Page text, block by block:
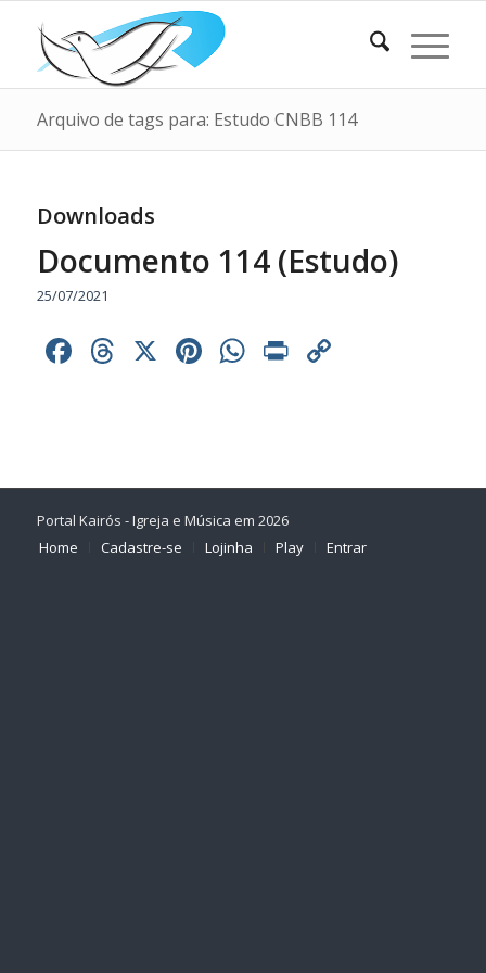
Arquivo de tags para: Estudo CNBB 114
Downloads
Documento 114 (Estudo)
25/07/2021
Facebook
Threads
X Pinterest
WhatsApp
Print
Portal Kairós - Igreja e Música em 2026
Home
Cadastre-se Lojinha Play Entrar